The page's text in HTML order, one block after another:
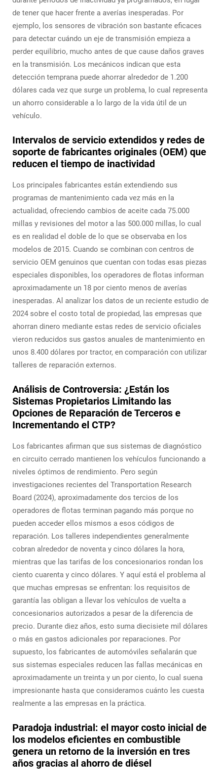
de tener que hacer frente a averías inesperadas. Por
ejemplo, los sensores de vibración son bastante eficaces
para detectar cuándo un eje de transmisión empieza a
perder equilibrio, mucho antes de que cause daños graves
en la transmisión. Los mecánicos indican que esta
detección temprana puede ahorrar alrededor de 1.200
dólares cada vez que surge un problema, lo cual representa
un ahorro considerable a lo largo de la vida útil de un
vehículo.
Intervalos de servicio extendidos y redes de
soporte de fabricantes originales (OEM) que
reducen el tiempo de inactividad
Los principales fabricantes están extendiendo sus
programas de mantenimiento cada vez más en la
actualidad, ofreciendo cambios de aceite cada 75.000
millas y revisiones del motor a las 500.000 millas, lo cual
es en realidad el doble de lo que se observaba en los
modelos de 2015. Cuando se combinan con centros de
servicio OEM genuinos que cuentan con todas esas piezas
especiales disponibles, los operadores de flotas informan
aproximadamente un 18 por ciento menos de averías
inesperadas. Al analizar los datos de un reciente estudio de
2024 sobre el costo total de propiedad, las empresas que
ahorran dinero mediante estas redes de servicio oficiales
vieron reducidos sus gastos anuales de mantenimiento en
unos 8.400 dólares por tractor, en comparación con utilizar
talleres de reparación externos.
Análisis de Controversia: ¿Están los
Sistemas Propietarios Limitando las
Opciones de Reparación de Terceros e
Incrementando el CTP?
Los fabricantes afirman que sus sistemas de diagnóstico
en circuito cerrado mantienen los vehículos funcionando a
niveles óptimos de rendimiento. Pero según
investigaciones recientes del Transportation Research
Board (2024), aproximadamente dos tercios de los
operadores de flotas terminan pagando más porque no
pueden acceder ellos mismos a esos códigos de
reparación. Los talleres independientes generalmente
cobran alrededor de noventa y cinco dólares la hora,
mientras que las tarifas de los concesionarios rondan los
ciento cuarenta y cinco dólares. Y aquí está el problema al
que muchas empresas se enfrentan: los requisitos de
garantía las obligan a llevar los vehículos de vuelta a
concesionarios autorizados a pesar de la diferencia de
precio. Durante diez años, esto suma diecisiete mil dólares
o más en gastos adicionales por reparaciones. Por
supuesto, los fabricantes de automóviles señalarán que
sus sistemas especiales reducen las fallas mecánicas en
aproximadamente un treinta y un por ciento, lo cual suena
impresionante hasta que consideramos cuánto les cuesta
realmente a las empresas en la práctica.
Paradoja industrial: el mayor costo inicial de
los modelos eficientes en combustible
genera un retorno de la inversión en tres
años gracias al ahorro de diésel